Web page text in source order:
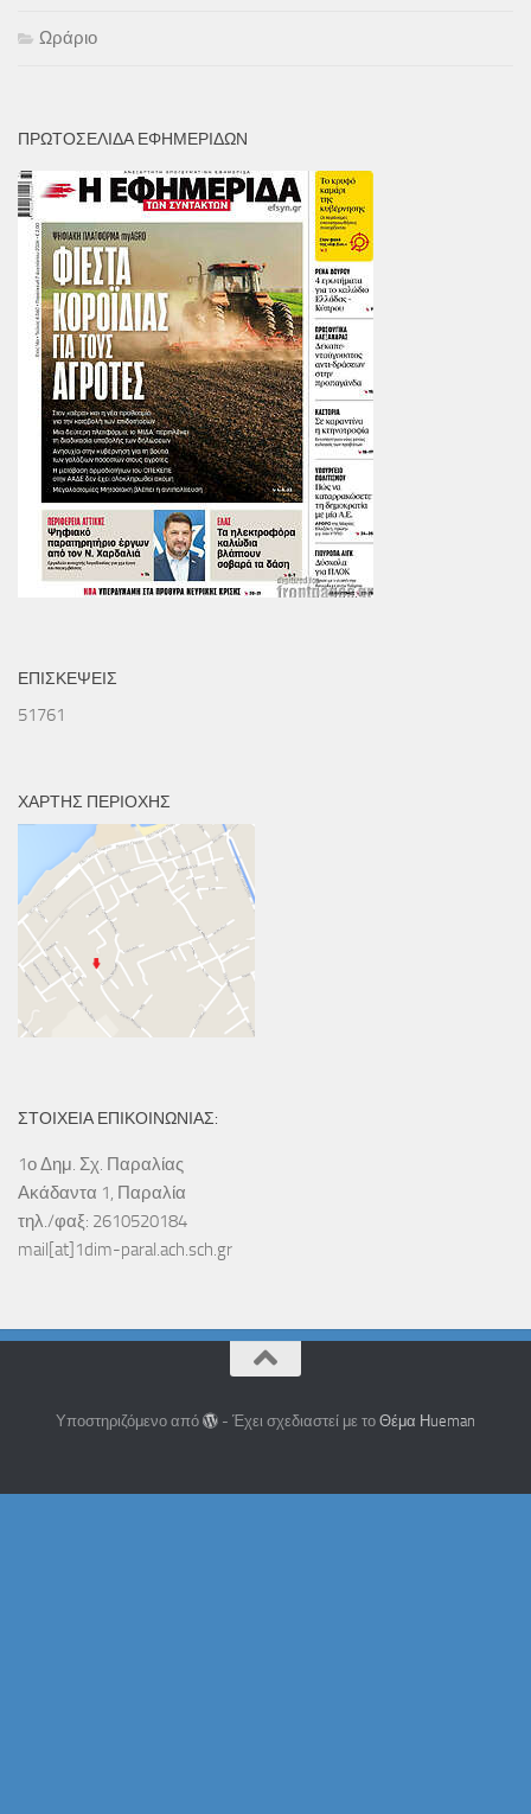
Ωράριο
ΠΡΩΤΟΣΕΛΙΔΑ ΕΦΗΜΕΡΙΔΩΝ
ΕΠΙΣΚΕΨΕΙΣ
51761
ΧΑΡΤΗΣ ΠΕΡΙΟΧΗΣ
ΣΤΟΙΧΕΙΑ ΕΠΙΚΟΙΝΩΝΙΑΣ:
1ο Δημ. Σχ. Παραλίας
Ακάδαντα 1, Παραλία
τηλ./φαξ: 2610520184
mail[at]1dim-paral.ach.sch.gr
Υποστηριζόμενο από - Έχει σχεδιαστεί με τοΘέμα Ηueman